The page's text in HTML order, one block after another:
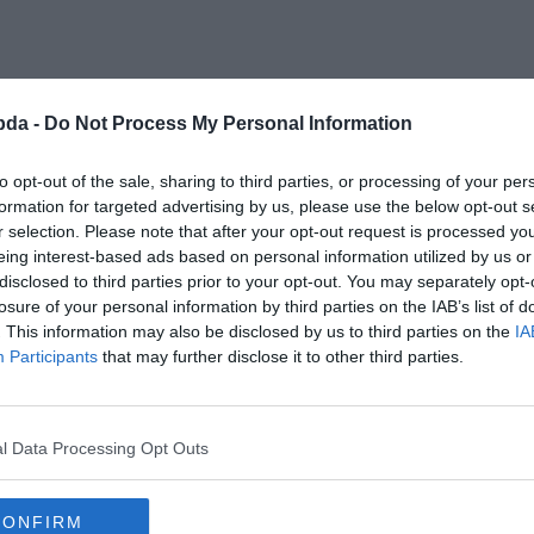
- Do Not Process My Personal Information
opt-out of the sale, sharing to third parties, or processing of your
for targeted advertising by us, please use the below opt-out
selection. Please note that after your opt-out request is processed
interest-based ads based on personal information utilized by us
to third parties prior to your opt-out. You may separately
of your personal information by third parties on the IAB’s list of
This information may also be disclosed by us to third parties on the
Participants that may further disclose it to other third parties.
Data Processing Opt Outs
fog menni, hisz sokat játszunk, kérdezünk. Ha nem
Szent Kinga (Kunigunda)?